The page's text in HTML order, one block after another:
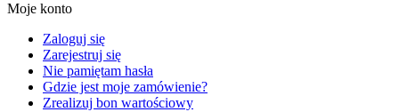
Moje konto
Zaloguj się
Zarejestruj się
Nie pamiętam hasła
Gdzie jest moje zamówienie?
Zrealizuj bon wartościowy